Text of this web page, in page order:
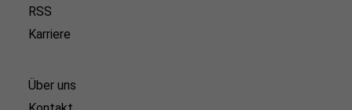
RSS
Karriere
Über uns